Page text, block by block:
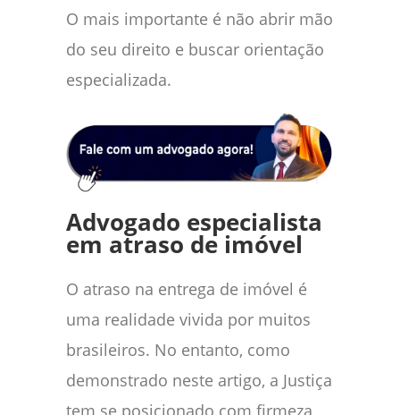
O mais importante é não abrir mão
do seu direito e buscar orientação
especializada.
Advogado especialista
em atraso de imóvel
O atraso na entrega de imóvel é
uma realidade vivida por muitos
brasileiros. No entanto, como
demonstrado neste artigo, a Justiça
tem se posicionado com firmeza